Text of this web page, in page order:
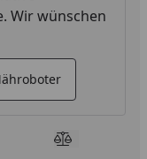
Wir wünschen
Produkt